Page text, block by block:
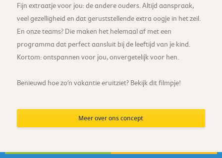
Fijn extraatje voor jou: de andere ouders. Altijd aanspraak,
veel gezelligheid en dat geruststellende extra oogje in het zeil.
En onze teams? Die maken het helemaal af met een
programma dat perfect aansluit bij de leeftijd van je kind.
Kortom: ontspannen voor jou, onvergetelijk voor hen.
Benieuwd hoe zo'n vakantie eruitziet? Bekijk dit filmpje!
Meer over ons concept